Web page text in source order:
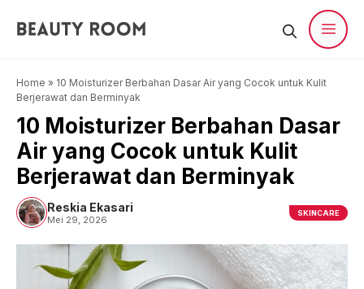
Home » 10 Moisturizer Berbahan Dasar Air yang Cocok untuk Kulit
Berjerawat dan Berminyak
10 Moisturizer Berbahan Dasar
Air yang Cocok untuk Kulit
Berjerawat dan Berminyak
Reskia Ekasari
Mei 29, 2026
SKINCARE